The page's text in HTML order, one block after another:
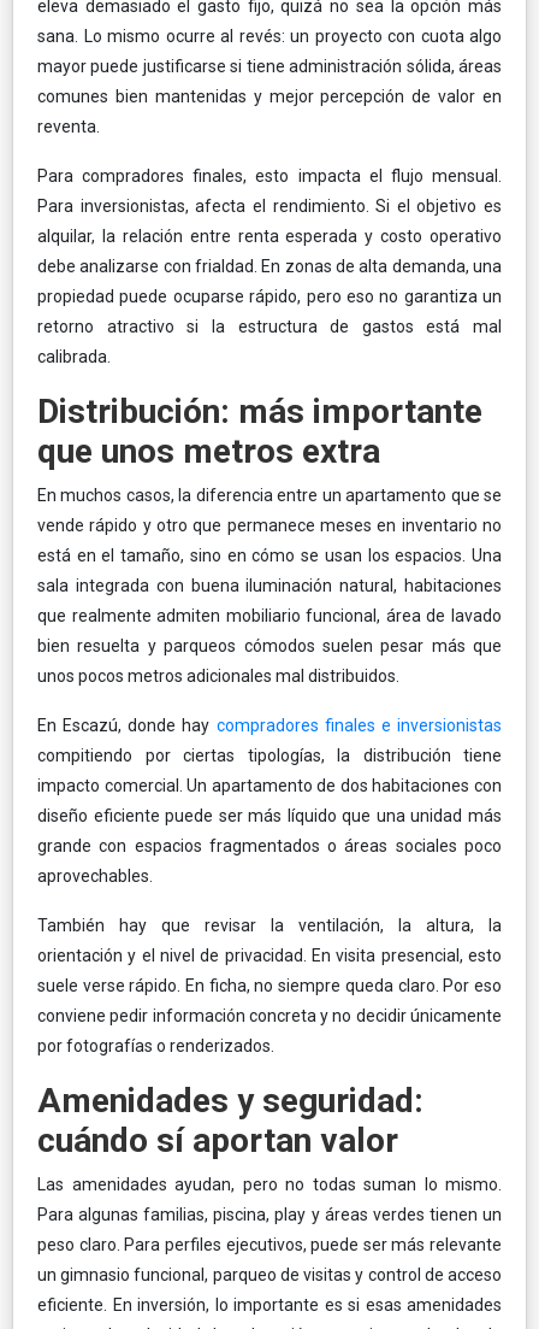
eleva demasiado el gasto fijo, quizá no sea la opción más
sana. Lo mismo ocurre al revés: un proyecto con cuota algo
mayor puede justificarse si tiene administración sólida, áreas
comunes bien mantenidas y mejor percepción de valor en
reventa.
Para compradores finales, esto impacta el flujo mensual.
Para inversionistas, afecta el rendimiento. Si el objetivo es
alquilar, la relación entre renta esperada y costo operativo
debe analizarse con frialdad. En zonas de alta demanda, una
propiedad puede ocuparse rápido, pero eso no garantiza un
retorno atractivo si la estructura de gastos está mal
calibrada.
Distribución: más importante
que unos metros extra
En muchos casos, la diferencia entre un apartamento que se
vende rápido y otro que permanece meses en inventario no
está en el tamaño, sino en cómo se usan los espacios. Una
sala integrada con buena iluminación natural, habitaciones
que realmente admiten mobiliario funcional, área de lavado
bien resuelta y parqueos cómodos suelen pesar más que
unos pocos metros adicionales mal distribuidos.
En Escazú, donde hay compradores finales e inversionistas
compitiendo por ciertas tipologías, la distribución tiene
impacto comercial. Un apartamento de dos habitaciones con
diseño eficiente puede ser más líquido que una unidad más
grande con espacios fragmentados o áreas sociales poco
aprovechables.
También hay que revisar la ventilación, la altura, la
orientación y el nivel de privacidad. En visita presencial, esto
suele verse rápido. En ficha, no siempre queda claro. Por eso
conviene pedir información concreta y no decidir únicamente
por fotografías o renderizados.
Amenidades y seguridad:
cuándo sí aportan valor
Las amenidades ayudan, pero no todas suman lo mismo.
Para algunas familias, piscina, play y áreas verdes tienen un
peso claro. Para perfiles ejecutivos, puede ser más relevante
un gimnasio funcional, parqueo de visitas y control de acceso
eficiente. En inversión, lo importante es si esas amenidades